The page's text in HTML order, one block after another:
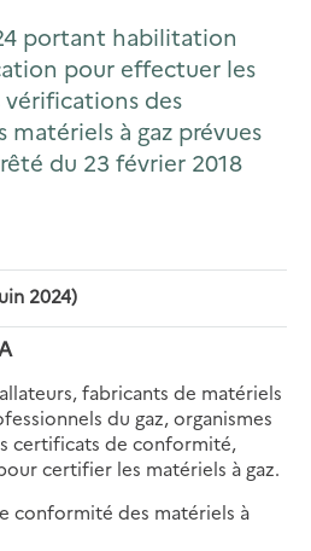
portant habilitation
pour effectuer les
des
matériels à gaz prévues
du 23 février 2018
2024)
fabricants de matériels
du gaz, organismes
certificats de conformité,
certifier les matériels à gaz.
conformité des matériels à